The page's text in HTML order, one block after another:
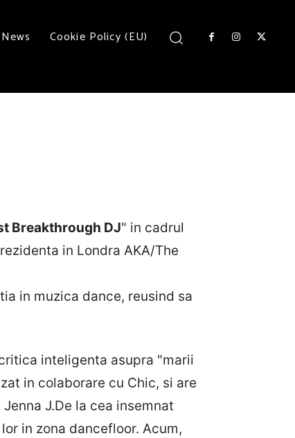
Cookie Policy (EU)
Breakthrough DJ" in cadrul
in Londra AKA/The
in muzica dance, reusind sa
inteligenta asupra "marii
in colaborare cu Chic, si are
J.De la cea insemnat
in zona dancefloor. Acum,